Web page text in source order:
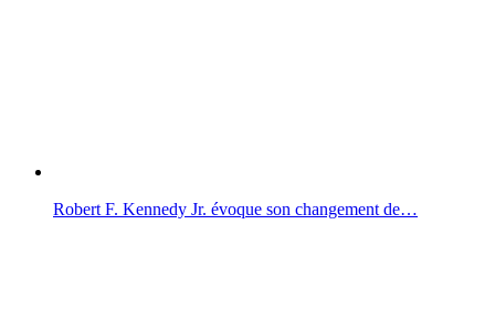
Robert F. Kennedy Jr. évoque son changement de…